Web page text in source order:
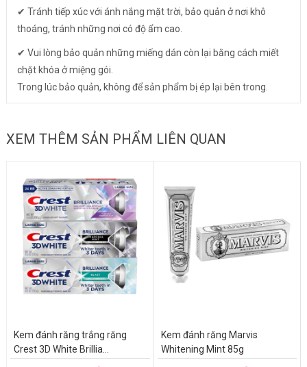
✔ Tránh tiếp xúc với ánh nắng mặt trời, bảo quản ở nơi khô
thoáng, tránh những nơi có độ ẩm cao.
✔ Vui lòng bảo quản những miếng dán còn lại bằng cách miết
chặt khóa ở miệng gói.
Trong lúc bảo quản, không để sản phẩm bị ép lại bên trong.
XEM THÊM SẢN PHẨM LIÊN QUAN
Kem đánh răng trắng răng
Crest 3D White Brillia...
Kem đánh răng Marvis
Whitening Mint 85g